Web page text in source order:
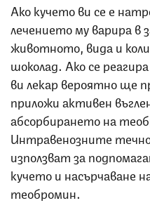
Ако кучето ви се е
лечението му варира
животното, вида и
шоколад. Ако се
ви лекар вероятно ще
приложи активен
абсорбирането на
Интравенозните
използват за
кучето и насърчаване
теобромин.